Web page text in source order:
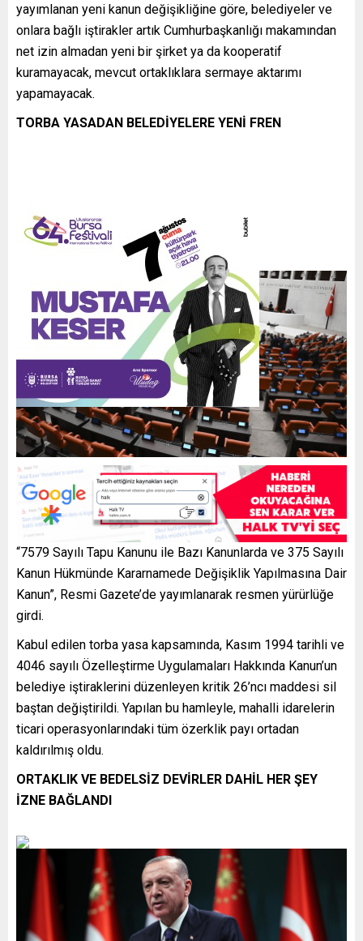
yayımlanan yeni kanun değişikliğine göre, belediyeler ve
onlara bağlı iştirakler artık Cumhurbaşkanlığı makamından
net izin almadan yeni bir şirket ya da kooperatif
kuramayacak, mevcut ortaklıklara sermaye aktarımı
yapamayacak.
TORBA YASADAN BELEDİYELERE YENİ FREN
“7579 Sayılı Tapu Kanunu ile Bazı Kanunlarda ve 375 Sayılı
Kanun Hükmünde Kararnamede Değişiklik Yapılmasına Dair
Kanun”, Resmi Gazete’de yayımlanarak resmen yürürlüğe
girdi.
Kabul edilen torba yasa kapsamında, Kasım 1994 tarihli ve
4046 sayılı Özelleştirme Uygulamaları Hakkında Kanun’un
belediye iştiraklerini düzenleyen kritik 26’ncı maddesi sil
baştan değiştirildi. Yapılan bu hamleyle, mahalli idarelerin
ticari operasyonlarındaki tüm özerklik payı ortadan
kaldırılmış oldu.
ORTAKLIK VE BEDELSİZ DEVİRLER DAHİL HER ŞEY
İZNE BAĞLANDI